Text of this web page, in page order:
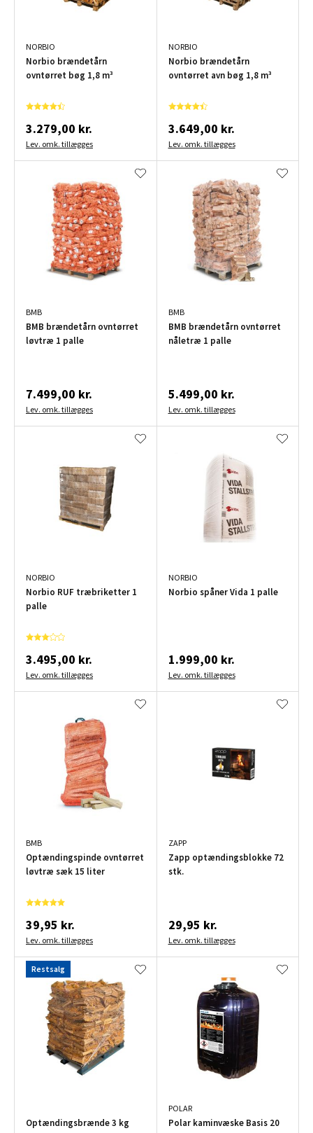
NORBIO
Norbio brændetårn
ovntørret bøg 1,8 m³
3.279,00 kr.
Lev. omk. tillægges
NORBIO
Norbio brændetårn
ovntørret avn bøg 1,8 m³
3.649,00 kr.
Lev. omk. tillægges
BMB
BMB brændetårn ovntørret
løvtræ 1 palle
7.499,00 kr.
Lev. omk. tillægges
BMB
BMB brændetårn ovntørret
nåletræ 1 palle
5.499,00 kr.
Lev. omk. tillægges
NORBIO
Norbio RUF træbriketter 1
palle
3.495,00 kr.
Lev. omk. tillægges
NORBIO
Norbio spåner Vida 1 palle
1.999,00 kr.
Lev. omk. tillægges
BMB
Optændingspinde ovntørret
løvtræ sæk 15 liter
39,95 kr.
Lev. omk. tillægges
ZAPP
Zapp optændingsblokke 72
stk.
29,95 kr.
Lev. omk. tillægges
Restsalg
Optændingsbrænde 3 kg
POLAR
Polar kaminvæske Basis 20